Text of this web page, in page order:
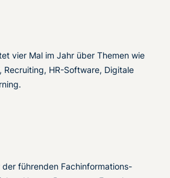
vier Mal im Jahr über Themen wie
Recruiting, HR-Software, Digitale
der führenden Fachinformations-